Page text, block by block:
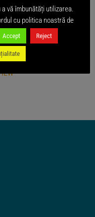
vă îmbunătăți utilizarea.
cu politica noastră de
Accept Reject